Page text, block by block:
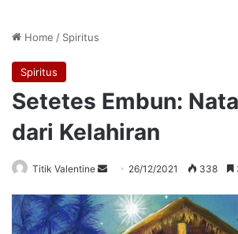
Home / Spiritus
Spiritus
Setetes Embun:
dari Kelahiran
Titik Valentine
Send
email
26/12/2021 338